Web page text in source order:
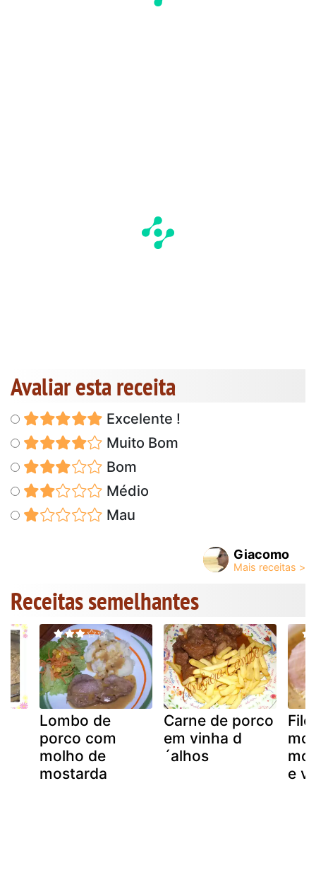
Avaliar esta receita
Excelente !
Muito Bom
Bom
Médio
Mau
Giacomo
Receitas semelhantes
Lombo de
porco com
molho de
mostarda
Carne de porco
em vinha d
´alhos
e